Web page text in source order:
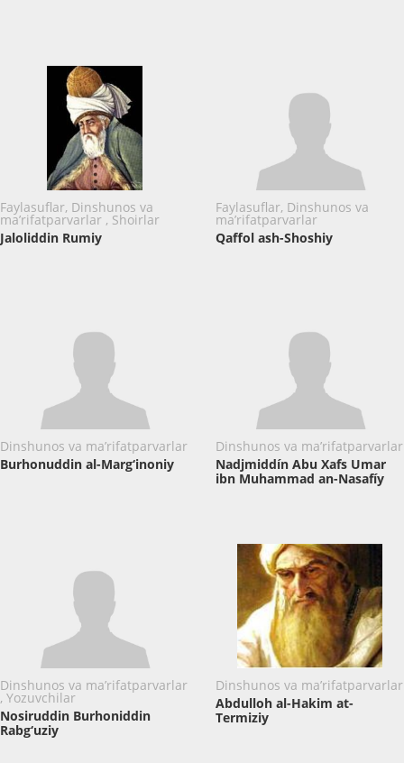
Faylasuflar, Dinshunos va
ma’rifatparvarlar , Shoirlar
Jaloliddin Rumiy
Faylasuflar, Dinshunos va
ma’rifatparvarlar
Qaffol ash-Shoshiy
Dinshunos va ma’rifatparvarlar
Burhonuddin al-Marg‘inoniy
Dinshunos va ma’rifatparvarlar
Nadjmiddín Abu Xafs Umar
ibn Muhammad an-Nasafíy
Dinshunos va ma’rifatparvarlar
, Yozuvchilar
Nosiruddin Burhoniddin
Rabg‘uziy
Dinshunos va ma’rifatparvarlar
Abdulloh al-Hakim at-
Termiziy